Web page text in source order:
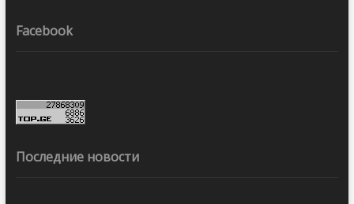
Facebook
Последние новости